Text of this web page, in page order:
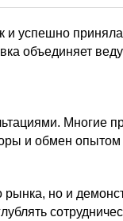
успешно
объединяет
Многие
и обмен
но и